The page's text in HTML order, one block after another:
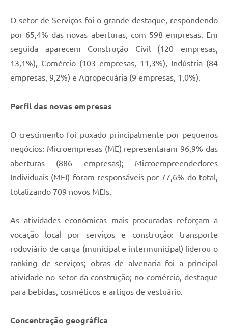
O setor de Serviços foi o grande destaque, respondendo
por 65,4% das novas aberturas, com 598 empresas. Em
seguida aparecem Construção Civil (120 empresas,
13,1%), Comércio (103 empresas, 11,3%), Indústria (84
empresas, 9,2%) e Agropecuária (9 empresas, 1,0%).
Perfil das novas empresas
O crescimento foi puxado principalmente por pequenos
negócios: Microempresas (ME) representaram 96,9% das
aberturas (886 empresas); Microempreendedores
Individuais (MEI) foram responsáveis por 77,6% do total,
totalizando 709 novos MEIs.
As atividades econômicas mais procuradas reforçam a
vocação local por serviços e construção: transporte
rodoviário de carga (municipal e intermunicipal) liderou o
ranking de serviços; obras de alvenaria foi a principal
atividade no setor da construção; no comércio, destaque
para bebidas, cosméticos e artigos de vestuário.
Concentração geográfica